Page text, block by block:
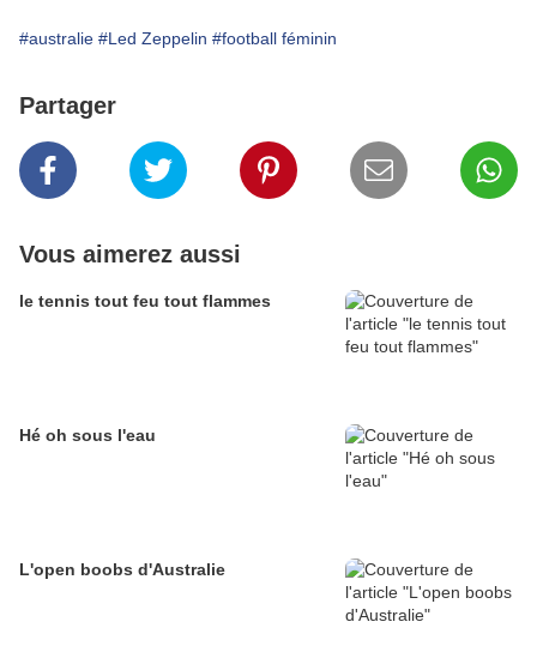
#australie #Led Zeppelin #football féminin
Partager
Vous aimerez aussi
le tennis tout feu tout flammes
Hé oh sous l'eau
L'open boobs d'Australie